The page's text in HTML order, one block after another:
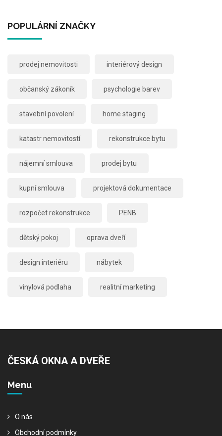
POPULÁRNÍ ZNAČKY
prodej nemovitosti interiérový design
občanský zákoník psychologie barev
stavební povolení home staging
katastr nemovitostí rekonstrukce bytu
nájemní smlouva prodej bytu
kupní smlouva projektová dokumentace
rozpočet rekonstrukce PENB
dětský pokoj oprava dveří
design interiéru nábytek
vinylová podlaha realitní marketing
ČESKÁ OKNA A DVEŘE
Menu
O nás
Obchodní podmínky